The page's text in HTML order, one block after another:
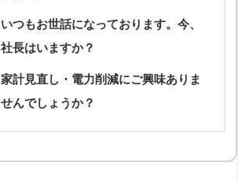
いつもお世話になっております。今、
社長はいますか？
家計見直し・電力削減にご興味ありま
せんでしょうか？